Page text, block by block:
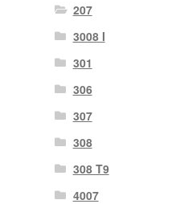
207
3008 I
301
306
307
308
308 T9
4007